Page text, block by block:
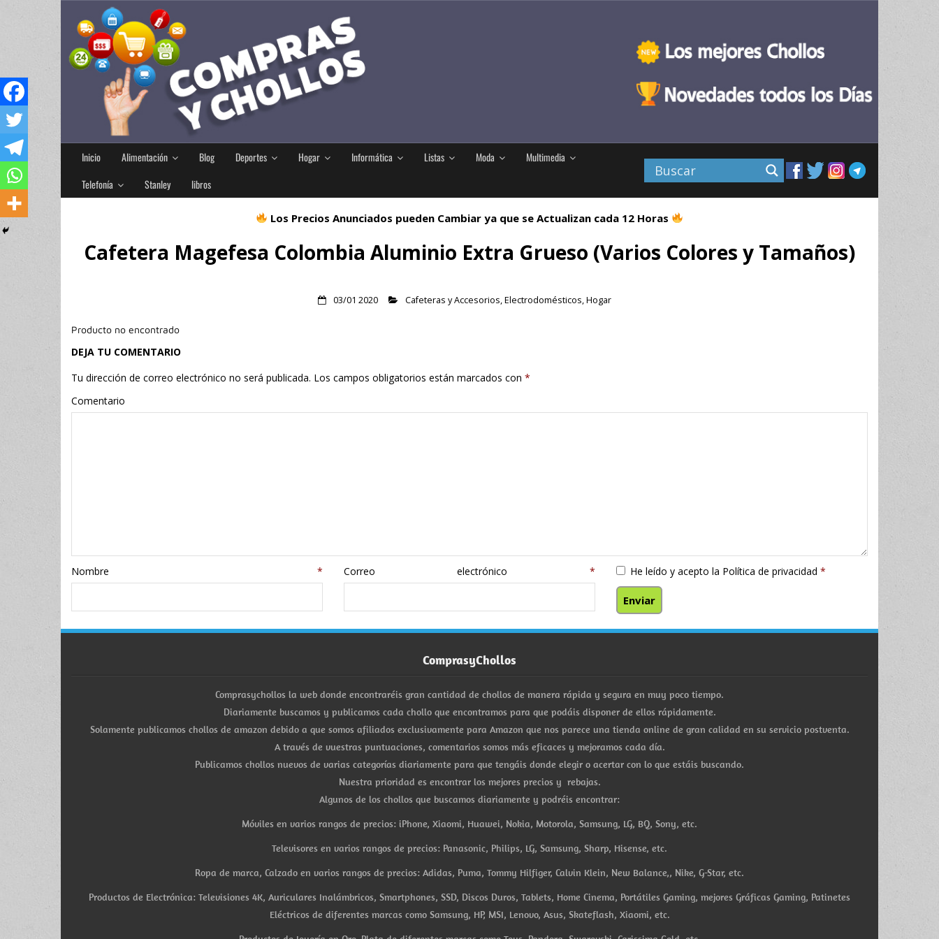
Inicio Alimentación Blog Deportes Hogar Informática Listas Moda
Multimedia
Telefonía
Stanley libros
Los Precios Anunciados pueden Cambiar ya que se Actualizan cada 12 Horas
Cafetera Magefesa Colombia Aluminio Extra Grueso (Varios Colores y Tamaños)
03/01 2020 Cafeteras y Accesorios,Electrodomésticos,Hogar
Producto no encontrado
DEJA TU COMENTARIO
Tu dirección de correo electrónico no será publicada. Los campos obligatorios están marcados con *
Comentario
Nombre* Correo electrónico* He leído y acepto la Política de privacidad *
ComprasyChollos
Comprasychollos la web donde encontraréis gran cantidad de chollos de manera rápida y segura en muy poco tiempo.
Diariamente buscamos y publicamos cada chollo que encontramos para que podáis disponer de ellos rápidamente.
Solamente publicamos chollos de amazon debido a que somos afiliados exclusivamente para Amazon que nos parece una tienda online de gran calidad en su servicio postventa.
A través de vuestras puntuaciones, comentarios somos más eficaces y mejoramos cada día.
Publicamos chollos nuevos de varias categorías diariamente para que tengáis donde elegir o acertar con lo que estáis buscando.
Nuestra prioridad es encontrar los mejores precios y rebajas.
Algunos de los chollos que buscamos diariamente y podréis encontrar:
Móviles en varios rangos de precios: iPhone, Xiaomi, Huawei, Nokia, Motorola, Samsung, LG, BQ, Sony, etc.
Televisores en varios rangos de precios: Panasonic, Philips, LG, Samsung, Sharp, Hisense, etc.
Ropa de marca, Calzado en varios rangos de precios: Adidas, Puma, Tommy Hilfiger, Calvin Klein, New Balance,, Nike, G-Star, etc.
Productos de Electrónica: Televisiones 4K, Auriculares Inalámbricos, Smartphones, SSD, Discos Duros, Tablets, Home Cinema, Portátiles Gaming, mejores Gráficas Gaming, Patinetes
Eléctricos de diferentes marcas como Samsung, HP, MSI, Lenovo, Asus, Skateflash, Xiaomi, etc.